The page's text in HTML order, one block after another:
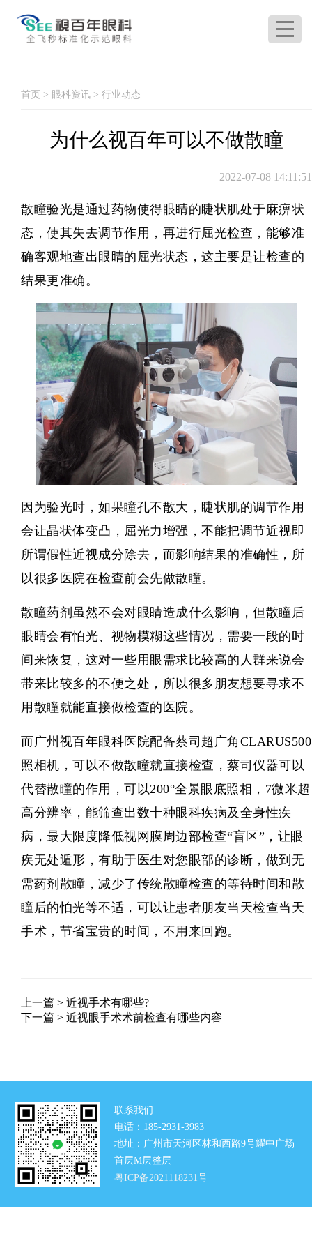
首页 > 眼科资讯 > 行业动态
为什么视百年可以不做散瞳
2022-07-08 14:11:51
散瞳验光是通过药物使得眼睛的睫状肌处于麻痹状
态，使其失去调节作用，再进行屈光检查，能够准
确客观地查出眼睛的屈光状态，这主要是让检查的
结果更准确。
因为验光时，如果瞳孔不散大，睫状肌的调节作用
会让晶状体变凸，屈光力增强，不能把调节近视即
所谓假性近视成分除去，而影响结果的准确性，所
以很多医院在检查前会先做散瞳。
散瞳药剂虽然不会对眼睛造成什么影响，但散瞳后
眼睛会有怕光、视物模糊这些情况，需要一段的时
间来恢复，这对一些用眼需求比较高的人群来说会
带来比较多的不便之处，所以很多朋友想要寻求不
用散瞳就能直接做检查的医院。
而 广州视百年眼科医院配备蔡司超广角CLARUS500
照相机，可以不做散瞳就直接检查，蔡司仪器可以
代替散瞳的作用，可以200°全景眼底照相，7微米超
高分辨率，能筛查出数十种眼科疾病及全身性疾
病，最大限度降低视网膜周边部检查“盲区”，让眼
疾无处遁形，有助于医生对您眼部的诊断，做到无
需药剂散瞳，减少了传统散瞳检查的等待时间和散
瞳后的怕光等不适，可以让患者朋友当天检查当天
手术，节省宝贵的时间，不用来回跑。
上一篇 > 近视手术有哪些?
下一篇 > 近视眼手术术前检查有哪些内容
联系我们
电话：185-2931-3983
地址：广州市天河区林和西路9号耀中广场
首层M层整层
粤ICP备2021118231号